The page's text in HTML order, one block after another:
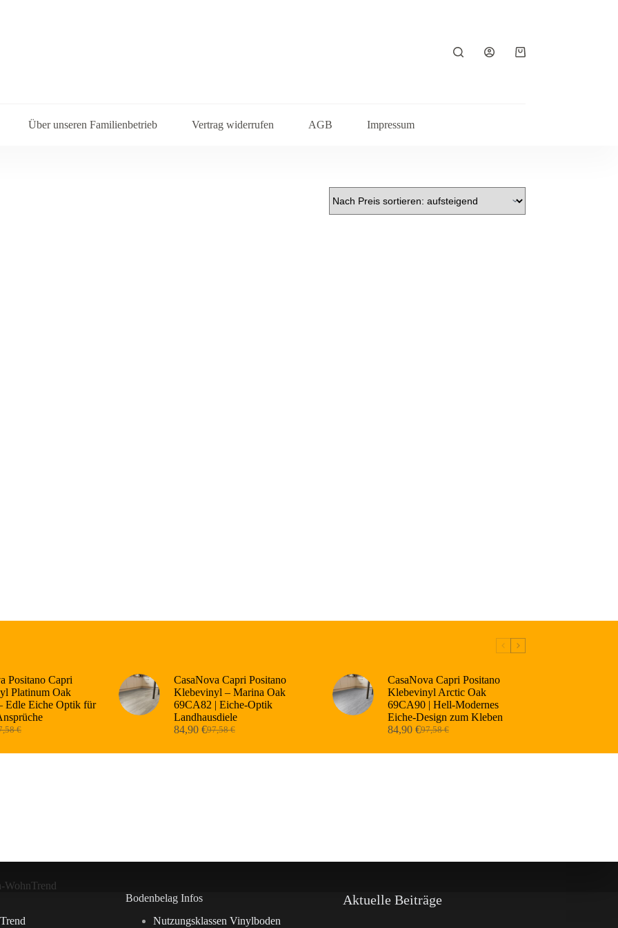
Warenkorb
Über unseren Familienbetrieb Vertrag widerrufen AGB Impressum
Positano Capri
Platinum Oak
Edle Eiche Optik für
€
CasaNova Capri Positano
Klebevinyl – Marina Oak
69CA82 | Eiche-Optik
Landhausdiele
97,58€
Ursprünglicher
84,90 €Aktueller
CasaNova Capri Positano
Klebevinyl Arctic Oak
69CA90 | Hell-Modernes
Eiche-Design zum Kleben
97,58€
Ursprünglicher
84,90 €Aktueller
WohnTrend
Bodenbelag Infos
Nutzungsklassen Vinylboden
Aktuelle Beiträge